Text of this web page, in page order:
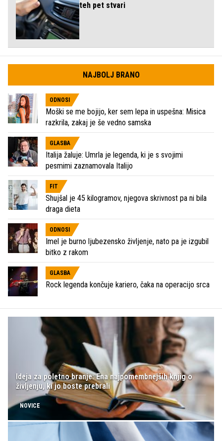
teh pet stvari
NAJBOLJ BRANO
ODNOSI
Moški se me bojijo, ker sem lepa in uspešna: Misica
razkrila, zakaj je še vedno samska
GLASBA
Italija žaluje: Umrla je legenda, ki je s svojimi
pesmimi zaznamovala Italijo
FIT
Shujšal je 45 kilogramov, njegova skrivnost pa ni bila
draga dieta
ODNOSI
Imel je burno ljubezensko življenje, nato pa je izgubil
bitko z rakom
GLASBA
Rock legenda končuje kariero, čaka na operacijo srca
Ideja za poletno branje: Ena najpomembnejših knjig o
življenju, ki jo boste prebrali
NOVICE